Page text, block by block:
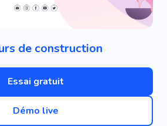
de construction
Essai gratuit
Démo live